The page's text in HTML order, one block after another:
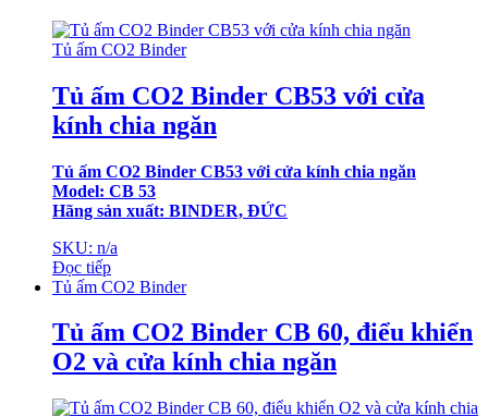
Tủ ấm CO2 Binder
Tủ ấm CO2 Binder CB53 với cửa
kính chia ngăn
Tủ ấm CO2 Binder CB53 với cửa kính chia ngăn
Model: CB 53
Hãng sản xuất: BINDER, ĐỨC
SKU: n/a
Đọc tiếp
Tủ ấm CO2 Binder
Tủ ấm CO2 Binder CB 60, điểu khiển
O2 và cửa kính chia ngăn